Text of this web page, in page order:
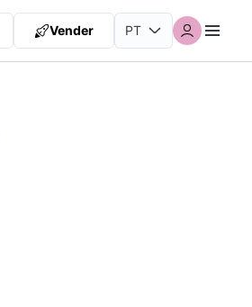
Vender